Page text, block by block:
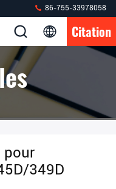
86-755-33978058
Citation
pour
349D